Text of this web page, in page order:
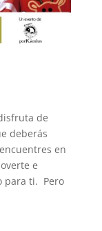
de
deberás
en
e
para ti. Pero